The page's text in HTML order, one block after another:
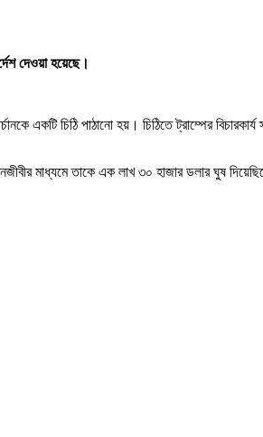
দেওয়া হয়েছে।
একটি চিঠি পাঠানো হয়। চিঠিতে ট্রাম্পের
মাধ্যমে তাকে এক লাখ ৩০ হাজার ডলার ঘুষ